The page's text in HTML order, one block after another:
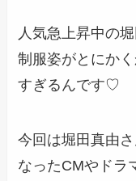
人気急上昇中の
制服姿がとにか
すぎるんです♡
今回は堀田真由
なったCMやドラ